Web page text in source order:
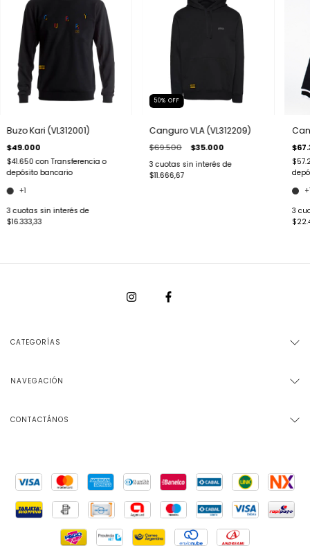
Buzo Kari (VL312001)
$49.000
$41.650con Transferencia o
depósito bancario
+1
3 cuotas sin interés de
$16.333,33
50% OFF
Canguro VLA (VL312209)
$69.500 $35.000
3 cuotas sin interés de
$11.666,67
3
CATEGORÍAS
NAVEGACIÓN
CONTACTÁNOS